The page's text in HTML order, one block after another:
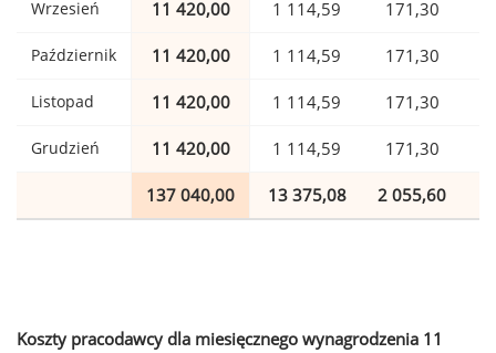
Wrzesień 11 420,00 1 114,59 171,30
Październik 11 420,00 1 114,59 171,30
Listopad 11 420,00 1 114,59 171,30
Grudzień 11 420,00 1 114,59 171,30
137 040,00 13 375,08 2 055,60
Koszty pracodawcy dla miesięcznego wynagrodzenia 11